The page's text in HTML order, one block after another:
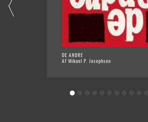
DE ANDRE
Af Mikael P. Josephsen